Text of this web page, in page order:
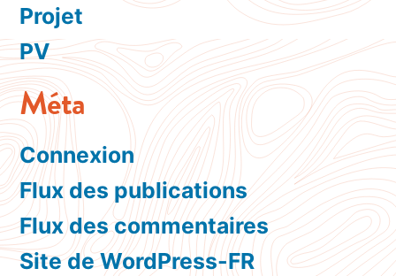
Projet
PV
Méta
Connexion
Flux des publications
Flux des commentaires
Site de WordPress-FR